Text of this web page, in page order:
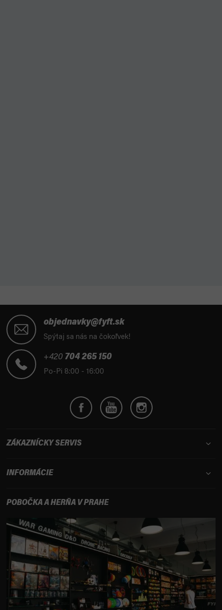
objednavky@fyft.sk
Spýtaj sa nás na čokoľvek!
+420 704 265 150
Po-Pi 8:00 - 16:00
ZÁKAZNÍCKY SERVIS
INFORMÁCIE
POBOČKA A HERŇA V PRAHE